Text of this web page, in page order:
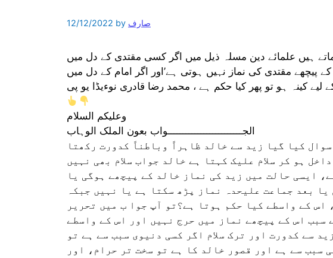
12/12/2022 by صارف
ہیں علمائے دین مسلہ ذیل میں اگر کسی مقتدی کے دل میں
پیچھے مقتدی کی نماز نہیں ہوتی ہے’اور اگر امام کے دل میں
لیے کینہ ہو تو پھر کیا حکم ہے ، محمد رضا قادری نوءیڈا یو پی
وعلیکم السلام
الجـــــــــــــــــــــــــواب بعون الملک الوہاب
کیا گیا زید سے خالد ظاہراً وباطناً کدورت رکھتا
ہو کر سلام علیک کہتا ہے خالد جواب سلام بھی نہیں
ایسی حالت میں زید کی نماز خالد کے پیچھے ہوگی یا
بعد جماعت علیحدہ نماز پڑھ سکتا ہے یا نہیں جبکہ
اس کے واسطے کیا حکم ہوتا ہے؟تو آپ جوا ب میں تحریر
سبب اس کے پیچھے نماز میں حرج نہیں اور اس کے واسطے
سے کدورت اور ترک سلام اگر کسی دنیوی سبب سے ہے تو
سبب سے ہے اور قصور خالد کا ہے تو سخت تر حرام، اور